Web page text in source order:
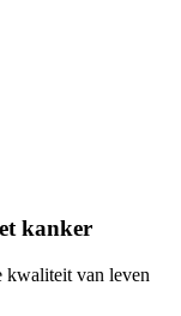
kanker
kwaliteit van leven